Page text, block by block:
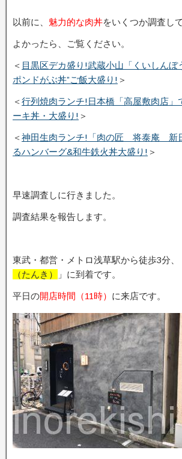
以前に、 魅力的な肉丼をいくつか調査し
よかったら、ご覧ください。
＜ 目黒区デカ盛り!武蔵小山「くいしん
ポンドがぶ丼”ご飯大盛り! ＞
＜行列焼肉ランチ!日本橋「高屋敷肉店」
ーキ丼・大盛り! ＞
＜神田生肉ランチ!「肉の匠 将泰庵 新
るハンバーグ&和牛鉄火丼大盛り! ＞
早速調査しに行きました。
調査結果を報告します。
東武・都営・メトロ浅草駅から徒歩3分、
（たんき）
」に到着です。
平日の開店時間（11時） に来店です。